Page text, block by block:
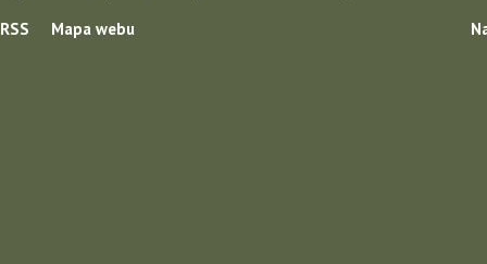
RSS
Mapa webu